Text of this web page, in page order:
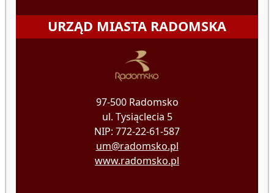
URZĄD MIASTA RADOMSKA
97-500 Radomsko
ul. Tysiąclecia 5
NIP: 772-22-61-587
um@radomsko.pl
www.radomsko.pl